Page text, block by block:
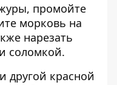
промойте
морковь на
нарезать
соломкой.
другой красной